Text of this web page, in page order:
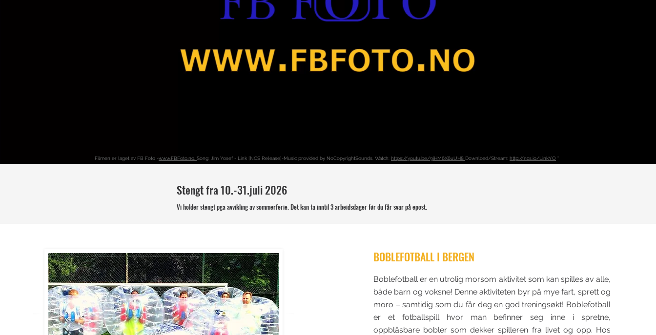
Filmen er laget av FB Foto -www.FBFoto.no. Song: Jim Yosef - Link [NCS Release]-Music provided by NoCopyrightSounds. Watch: https://youtu.be/9iHM6X6uUH8 Download/Stream: http://ncs.io/LinkYO "
Stengt fra 10.-31.juli 2026
Vi holder stengt pga avvikling av sommerferie. Det kan ta inntil 3 arbeidsdager før du får svar på epost.
BOBLEFOTBALL I BERGEN
Boblefotball er en utrolig morsom aktivitet som kan spilles av alle,
både barn og voksne! Denne aktiviteten byr på mye fart, sprett og
moro – samtidig som du får deg en god treningsøkt! Boblefotball
er et fotballspill hvor man befinner seg inne i spretne,
oppblåsbare bobler som dekker spilleren fra livet og opp. Hos